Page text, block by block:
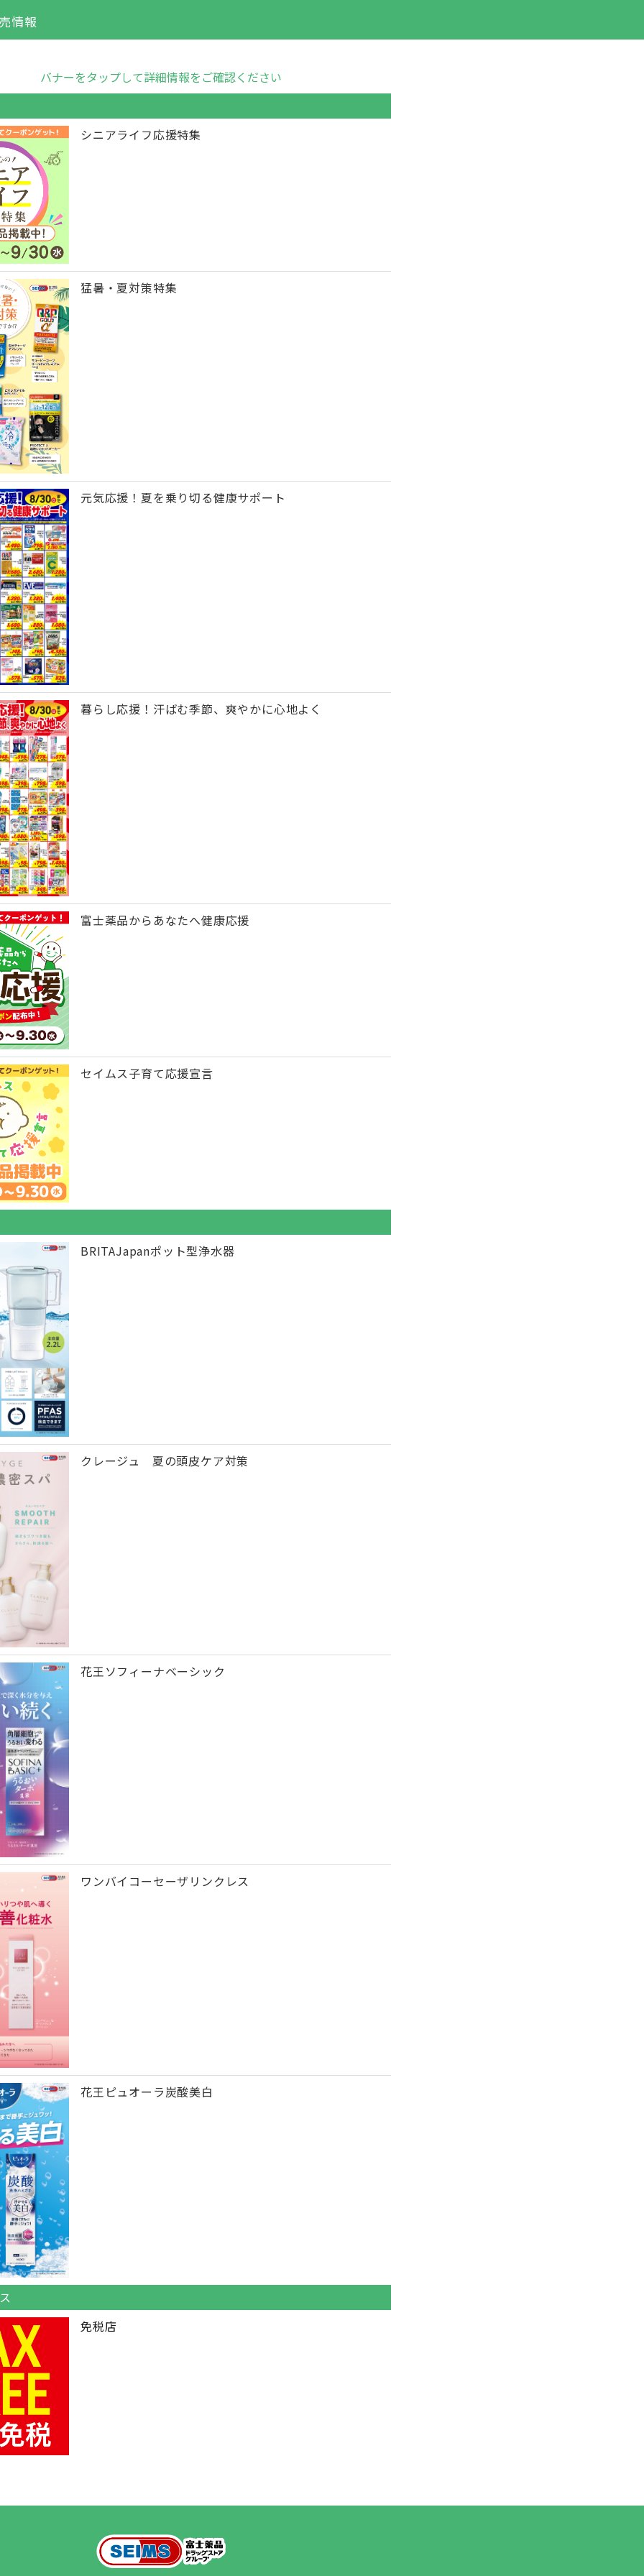
情報
バナーをタップして詳細情報をご確認ください
シニアライフ応援特集
猛暑・夏対策特集
元気応援！夏を乗り切る健康サポート
暮らし応援！汗ばむ季節、爽やかに心地よく
富士薬品からあなたへ健康応援
セイムス子育て応援宣言
BRITAJapanポット型浄水器
クレージュ 夏の頭皮ケア対策
花王ソフィーナベーシック
ワンバイコーセーザリンクレス
花王ピュオーラ炭酸美白
免税店